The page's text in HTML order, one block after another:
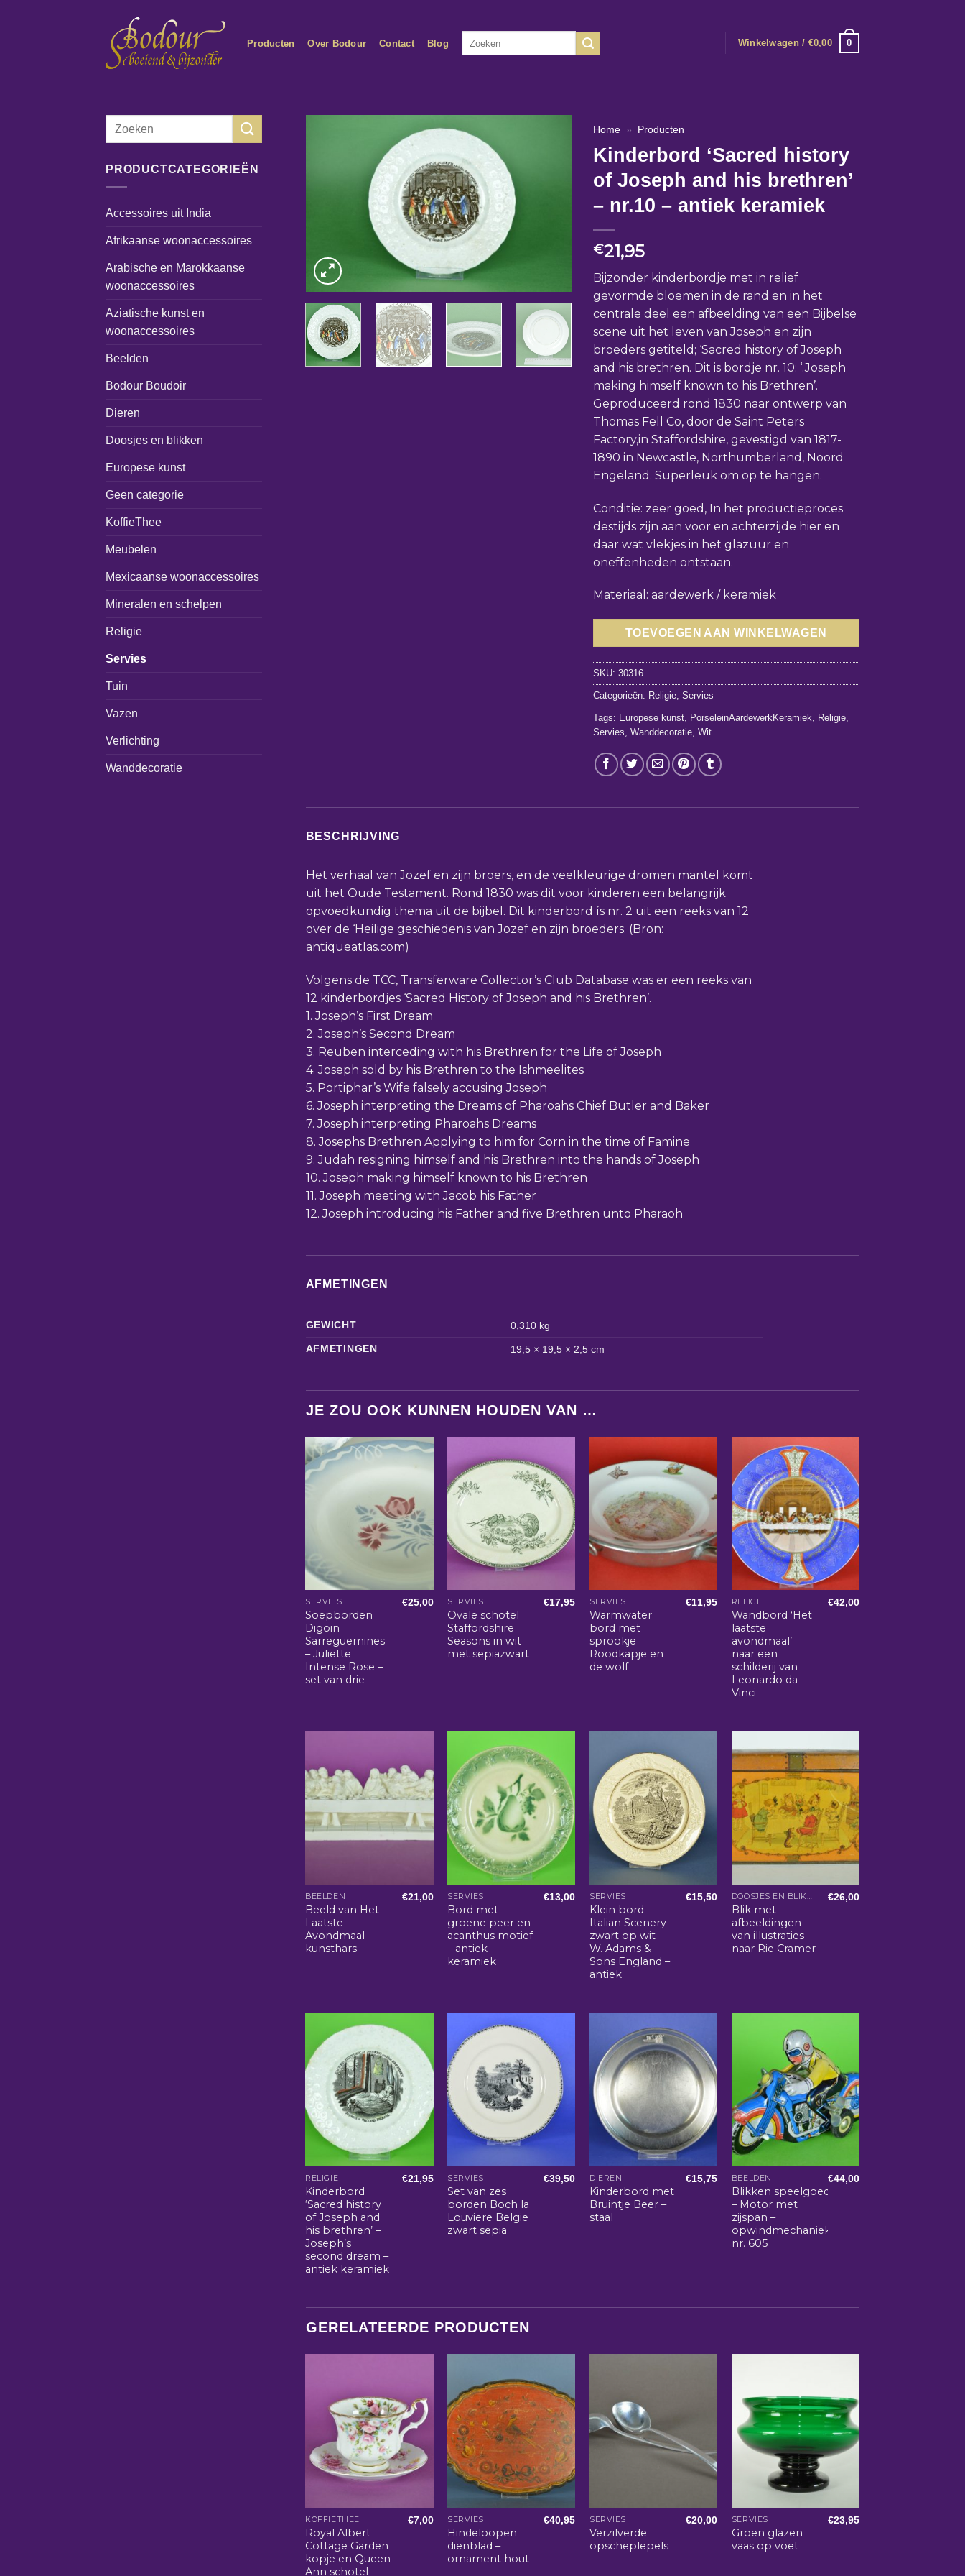
Producten Over Bodour Contact Blog Winkelwagen / €0,00 0
Zoeken
PRODUCTCATEGORIEËN
Accessoires uit India
Afrikaanse woonaccessoires
Arabische en Marokkaanse
woonaccessoires
Aziatische kunst en
woonaccessoires
Beelden
Bodour Boudoir
Dieren
Doosjes en blikken
Europese kunst
Geen categorie
KoffieThee
Meubelen
Mexicaanse woonaccessoires
Mineralen en schelpen
Religie
Servies
Tuin
Vazen
Verlichting
Wanddecoratie
Home » Producten
Kinderbord ‘Sacred history
of Joseph and his brethren’
– nr.10 – antiek keramiek
€21,95
Bijzonder kinderbordje met in relief
gevormde bloemen in de rand en in het
centrale deel een afbeelding van een Bijbelse
scene uit het leven van Joseph en zijn
broeders getiteld; ‘Sacred history of Joseph
and his brethren. Dit is bordje nr. 10: ‘.Joseph
making himself known to his Brethren’.
Geproduceerd rond 1830 naar ontwerp van
Thomas Fell Co, door de Saint Peters
Factory,in Staffordshire, gevestigd van 1817-
1890 in Newcastle, Northumberland, Noord
Engeland. Superleuk om op te hangen.
Conditie: zeer goed, In het productieproces
destijds zijn aan voor en achterzijde hier en
daar wat vlekjes in het glazuur en
oneffenheden ontstaan.
Materiaal: aardewerk / keramiek
TOEVOEGEN AAN WINKELWAGEN
SKU:30316
Categorieën: Religie ,Servies
Tags: Europese kunst PorseleinAardewerkKeramiek Religie
Servies ,Wanddecoratie ,Wit
BESCHRIJVING
Het verhaal van Jozef en zijn broers, en de veelkleurige dromen mantel komt
uit het Oude Testament. Rond 1830 was dit voor kinderen een belangrijk
opvoedkundig thema uit de bijbel. Dit kinderbord ís nr. 2 uit een reeks van 12
over de ‘Heilige geschiedenis van Jozef en zijn broeders. (Bron:
antiqueatlas.com)
Volgens de TCC, Transferware Collector’s Club Database was er een reeks van
12 kinderbordjes ‘Sacred History of Joseph and his Brethren’.
1. Joseph’s First Dream
2. Joseph’s Second Dream
3. Reuben interceding with his Brethren for the Life of Joseph
4. Joseph sold by his Brethren to the Ishmeelites
5. Portiphar’s Wife falsely accusing Joseph
6. Joseph interpreting the Dreams of Pharoahs Chief Butler and Baker
7. Joseph interpreting Pharoahs Dreams
8. Josephs Brethren Applying to him for Corn in the time of Famine
9. Judah resigning himself and his Brethren into the hands of Joseph
10. Joseph making himself known to his Brethren
11. Joseph meeting with Jacob his Father
12. Joseph introducing his Father and five Brethren unto Pharaoh
AFMETINGEN
GEWICHT
0,310 kg
AFMETINGEN
19,5 × 19,5 × 2,5 cm
JE ZOU OOK KUNNEN HOUDEN VAN …
SERVIES
Soepborden
Digoin
Sarreguemines
– Juliette
Intense Rose –
set van drie
€25,00 SERVIES
Ovale schotel
Staffordshire
Seasons in wit
met sepiazwart
€17,95 SERVIES
Warmwater
bord met
sprookje
Roodkapje en
de wolf
€11,95 RELIGIE
Wandbord ‘Het
laatste
avondmaal’
naar een
schilderij van
Leonardo da
Vinci
€42,00
BEELDEN
Beeld van Het
Laatste
Avondmaal –
kunsthars
€21,00 SERVIES
Bord met
groene peer en
acanthus motief
– antiek
keramiek
€13,00 SERVIES
Klein bord
Italian Scenery
zwart op wit –
W. Adams &
Sons England –
antiek
€15,50 DOOSJES EN BLIKKEN
Blik met
afbeeldingen
van illustraties
naar Rie Cramer
€26,00
RELIGIE
Kinderbord
‘Sacred history
of Joseph and
his brethren’ –
Joseph’s
second dream –
antiek keramiek
€21,95 SERVIES
Set van zes
borden Boch la
Louviere Belgie
zwart sepia
€39,50 DIEREN
Kinderbord met
Bruintje Beer –
staal
€15,75 BEELDEN
Blikken speelgoed
– Motor met
zijspan –
opwindmechaniek
nr. 605
€44,00
GERELATEERDE PRODUCTEN
KOFFIETHEE
Royal Albert
Cottage Garden
kopje en Queen
Ann schotel
€7,00 SERVIES
Hindeloopen
dienblad –
ornament hout
€40,95 SERVIES
Verzilverde
opscheplepels
€20,00 SERVIES
Groen glazen
vaas op voet
€23,95